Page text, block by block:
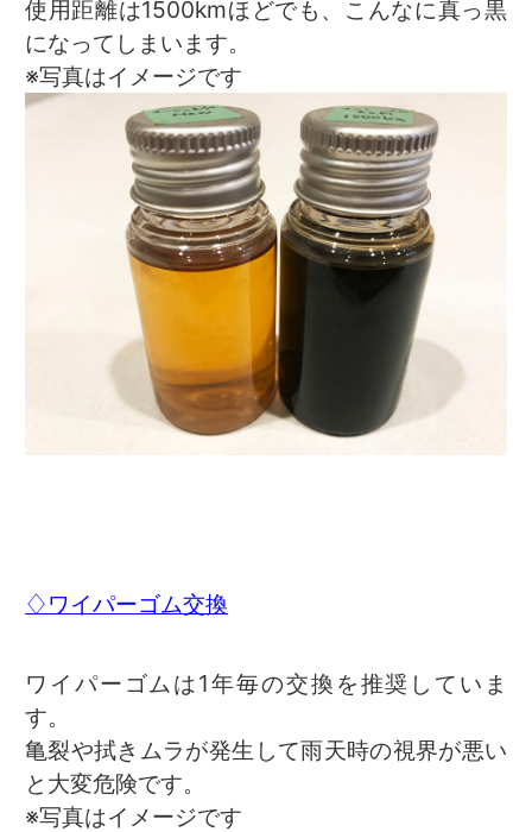
使用距離は1500kmほどでも、こんなに真っ黒
になってしまいます。
※写真はイメージです
♢ワイパーゴム交換
ワイパーゴムは1年毎の交換を推奨していま
す。
亀裂や拭きムラが発生して雨天時の視界が悪い
と大変危険です。
※写真はイメージです